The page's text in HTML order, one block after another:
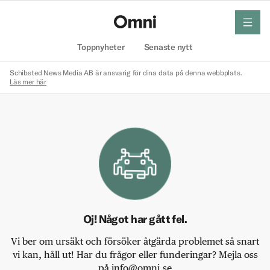
Toppnyheter Senaste nytt
meny
Schibsted News Media AB är ansvarig för dina data på denna webbplats.
Läs mer här
Oj! Något har gått fel.
Vi ber om ursäkt och försöker åtgärda problemet så snart
vi kan, håll ut! Har du frågor eller funderingar? Mejla oss